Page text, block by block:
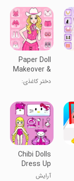
Paper Doll
Makeover &
Dress Up
دختر کاغذی:
لباس
Chibi Dolls
Dress Up
Makeover
آرایش